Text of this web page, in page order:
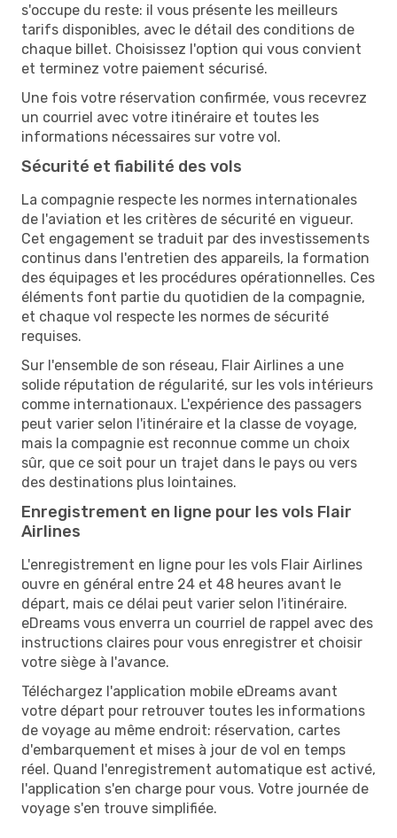
s'occupe du reste: il vous présente les meilleurs
tarifs disponibles, avec le détail des conditions de
chaque billet. Choisissez l'option qui vous convient
et terminez votre paiement sécurisé.
Une fois votre réservation confirmée, vous recevrez
un courriel avec votre itinéraire et toutes les
informations nécessaires sur votre vol.
Sécurité et fiabilité des vols
La compagnie respecte les normes internationales
de l'aviation et les critères de sécurité en vigueur.
Cet engagement se traduit par des investissements
continus dans l'entretien des appareils, la formation
des équipages et les procédures opérationnelles. Ces
éléments font partie du quotidien de la compagnie,
et chaque vol respecte les normes de sécurité
requises.
Sur l'ensemble de son réseau, Flair Airlines a une
solide réputation de régularité, sur les vols intérieurs
comme internationaux. L'expérience des passagers
peut varier selon l'itinéraire et la classe de voyage,
mais la compagnie est reconnue comme un choix
sûr, que ce soit pour un trajet dans le pays ou vers
des destinations plus lointaines.
Enregistrement en ligne pour les vols Flair
Airlines
L'enregistrement en ligne pour les vols Flair Airlines
ouvre en général entre 24 et 48 heures avant le
départ, mais ce délai peut varier selon l'itinéraire.
eDreams vous enverra un courriel de rappel avec des
instructions claires pour vous enregistrer et choisir
votre siège à l'avance.
Téléchargez l'application mobile eDreams avant
votre départ pour retrouver toutes les informations
de voyage au même endroit: réservation, cartes
d'embarquement et mises à jour de vol en temps
réel. Quand l'enregistrement automatique est activé,
l'application s'en charge pour vous. Votre journée de
voyage s'en trouve simplifiée.